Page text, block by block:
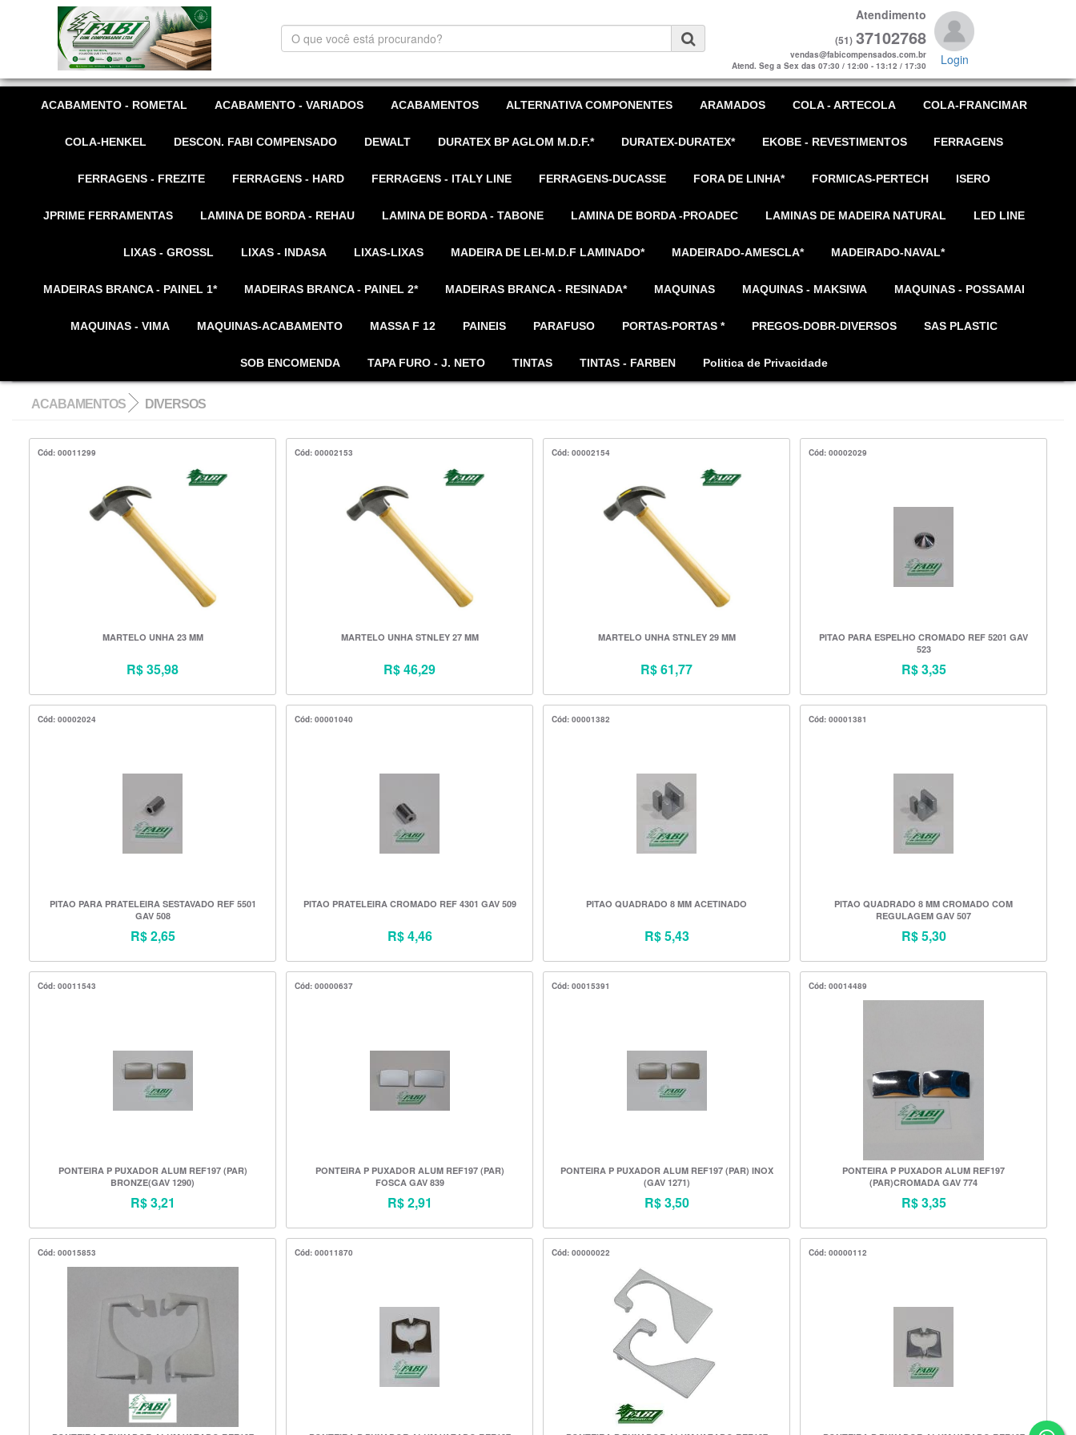
O
que
está
Atendimento
(51) 37102768
vendas@fabicompensados.com.br
Atend. Seg a Sex das 07:30 / 12:00 - 13:12 / 17:30
Login
ACABAMENTO - ROMETAL ACABAMENTO - VARIADOS ACABAMENTOS ALTERNATIVA COMPONENTES ARAMADOS COLA - ARTECOLA COLA-FRANCIMAR
COLA-HENKEL DESCON. FABI COMPENSADO DEWALT DURATEX BP AGLOM M.D.F.* DURATEX-DURATEX* EKOBE - REVESTIMENTOS FERRAGENS
FERRAGENS - FREZITE FERRAGENS - HARD FERRAGENS - ITALY LINE FERRAGENS-DUCASSE FORA DE LINHA* FORMICAS-PERTECH ISERO
JPRIME FERRAMENTAS LAMINA DE BORDA - REHAU LAMINA DE BORDA - TABONE LAMINA DE BORDA -PROADEC LAMINAS DE MADEIRA NATURAL LED LINE
LIXAS - GROSSL LIXAS - INDASA LIXAS-LIXAS MADEIRA DE LEI-M.D.F LAMINADO* MADEIRADO-AMESCLA* MADEIRADO-NAVAL*
MADEIRAS BRANCA - PAINEL 1* MADEIRAS BRANCA - PAINEL 2* MADEIRAS BRANCA - RESINADA* MAQUINAS MAQUINAS - MAKSIWA MAQUINAS - POSSAMAI
MAQUINAS - VIMA MAQUINAS-ACABAMENTO MASSA F 12 PAINEIS PARAFUSO PORTAS-PORTAS * PREGOS-DOBR-DIVERSOS SAS PLASTIC
SOB ENCOMENDA TAPA FURO - J. NETO TINTAS TINTAS - FARBEN Politica de Privacidade
ACABAMENTOS DIVERSOS
Cód: 00011299
MARTELO UNHA 23 MM
R$ 35,98
Cód: 00002153
MARTELO UNHA STNLEY 27 MM
R$ 46,29
Cód: 00002154
MARTELO UNHA STNLEY 29 MM
R$ 61,77
Cód: 00002029
PITAO PARA ESPELHO CROMADO REF 5201 GAV
523
R$ 3,35
Cód: 00002024
PITAO PARA PRATELEIRA SESTAVADO REF 5501
GAV 508
R$ 2,65
Cód: 00001040
PITAO PRATELEIRA CROMADO REF 4301 GAV 509
R$ 4,46
Cód: 00001382
PITAO QUADRADO 8 MM ACETINADO
R$ 5,43
Cód: 00001381
PITAO QUADRADO 8 MM CROMADO COM
REGULAGEM GAV 507
R$ 5,30
Cód: 00011543
PONTEIRA P PUXADOR ALUM REF197 (PAR)
BRONZE(GAV 1290)
R$ 3,21
Cód: 00000637
PONTEIRA P PUXADOR ALUM REF197 (PAR)
FOSCA GAV 839
R$ 2,91
Cód: 00015391
PONTEIRA P PUXADOR ALUM REF197 (PAR) INOX
(GAV 1271)
R$ 3,50
Cód: 00014489
PONTEIRA P PUXADOR ALUM REF197
(PAR)CROMADA GAV 774
R$ 3,35
Cód: 00015853 Cód: 00011870 Cód: 00000022 Cód: 00000112